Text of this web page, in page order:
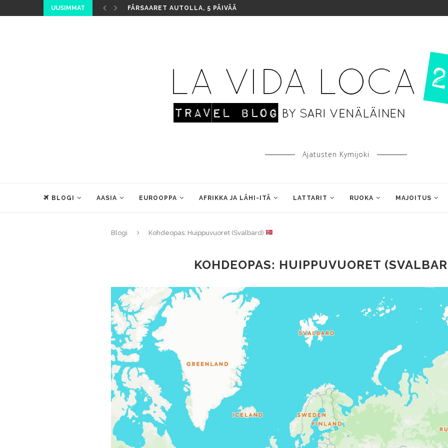
UUSIMMAT FÄRSAARET AUTOLLA, 5 PÄIVÄÄ
Ajatusten Kymijoki
BLOGI AASIA EUROOPPA AFRIKKA JA LÄHI-ITÄ LATTARIT RUOKA MAJOITUS
Blogi Kohdeopas: Huippuvuoret (Svalbard)
KOHDEOPAS: HUIPPUVUORET